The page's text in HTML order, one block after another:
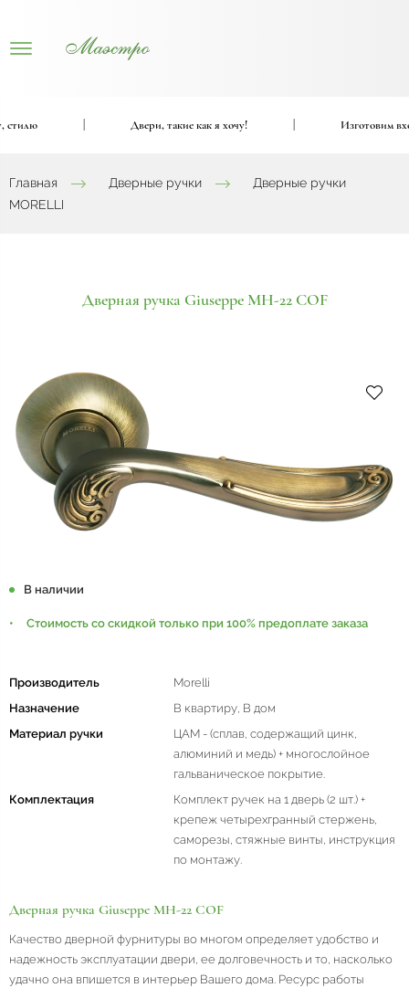
Двери, такие как я хочу! Изготовим
Главная Дверные ручки
Дверные ручки
MORELLI
Дверная ручка Giuseppe MH-22 COF
В наличии
Стоимость со скидкой только при 100% предоплате заказа
Производитель
Morelli
Назначение
В квартиру, В дом
Материал ручки
ЦАМ - (сплав, содержащий цинк,
алюминий и медь) + многослойное
гальваническое покрытие.
Комплектация
Комплект ручек на 1 дверь (2 шт.) +
крепеж четырехгранный стержень,
саморезы, стяжные винты, инструкция
по монтажу.
Дверная ручка Giuseppe MH-22 COF
Качество дверной фурнитуры во многом определяет удобство и
надежность эксплуатации двери, ее долговечность и то, насколько
удачно она впишется в интерьер Вашего дома. Ресурс работы